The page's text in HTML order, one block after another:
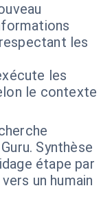
les
les
le contexte
Synthèse
étape par
un humain